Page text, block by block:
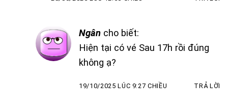
Ngân cho biết:
Hiện tại có vé Sau 17h rồi đúng
không ạ?
19/10/2025 LÚC 9:27 CHIỀU TRẢ LỜI